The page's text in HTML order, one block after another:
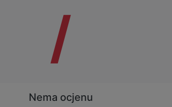
/
Nema ocjenu